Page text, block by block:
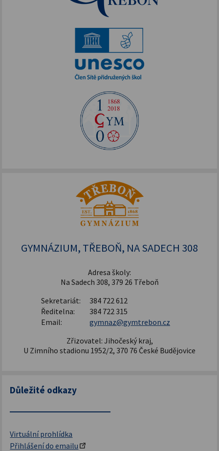
Podpora vzdělávání
Škola bez hranic
Půdní vestavba
Přírodovědné pobytové kurzy
Jazykové kompetence
Archív projektů
Zdravý životní styl
Akce podpořené FOTOS
Alej Toma Schreckera
FOTOSKOP
GYMNÁZIUM, TŘEBOŇ, NA SADECH 308
Adresa školy:
Na Sadech 308, 379 26 Třeboň
Sekretariát:
384 722 612
Ředitelna:
384 722 315
Email:
gymnaz@gymtrebon.cz
Zřizovatel: Jihočeský kraj,
U Zimního stadionu 1952/2, 370 76 České Budějovice
Důležité odkazy
Virtuální prohlídka
Přihlášení do emailu